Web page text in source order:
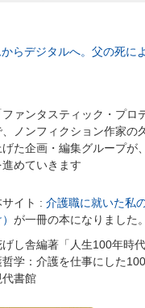
デジタルへ。父の死に
ファンタスティック・プロ
、ノンフィクション作家の
げた企画・編集グループが
進めていきます
サイト : 介護職に就いた私
が一冊の本になりました。
げし舎編著「人生100年時
哲学：介護を仕事にした100
代書館